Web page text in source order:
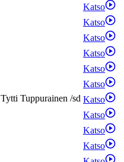
Katso
Katso
Katso
Katso
Katso
Katso
Tytti Tuppurainen /sd Katso
Katso
Katso
Katso